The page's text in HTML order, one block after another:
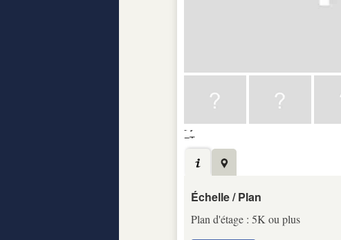
Échelle / Plan
Plan d'étage : 5K ou plus